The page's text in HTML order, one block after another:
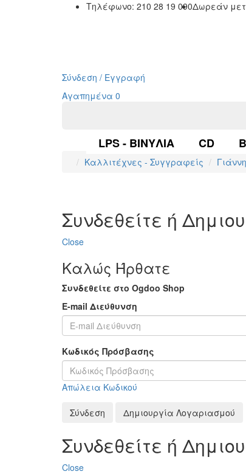
Τηλέφωνο: 210 28 19 090Δωρεάν
Σύνδεση / Εγγραφή
Αγαπημένα 0
LPS - ΒΙΝΎΛΙΑ
CD
Καλλιτέχνες - Συγγραφείς
Συνδεθείτε ή
Close
Καλώς Ήρθατε
Συνδεθείτε στο Ogdoo Shop
E-mail Διεύθυνση
Κωδικός Πρόσβασης
Απώλεια Κωδικού
Σύνδεση Δημιουργία Λογαριασμού
Συνδεθείτε ή
Close